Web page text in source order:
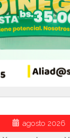
agosto 2026